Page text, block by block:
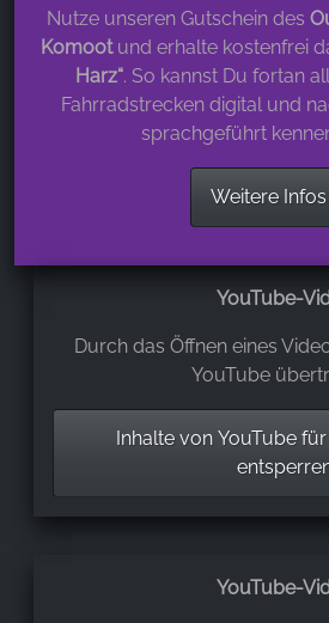
Nutze unseren Gutschein des
Komootund erhalte kostenfrei
Harz“. So kannst Du fortan
Fahrradstrecken digital und
sprachgeführt
Weitere Infos
YouTube-
Durch das Öffnen eines
YouTube
Inhalte von YouTube
YouTube-